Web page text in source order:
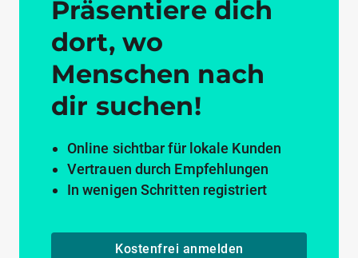
Präsentiere dich
dort, wo
Menschen nach
dir suchen!
Online sichtbar für lokale Kunden
Vertrauen durch Empfehlungen
In wenigen Schritten registriert
Kostenfrei anmelden